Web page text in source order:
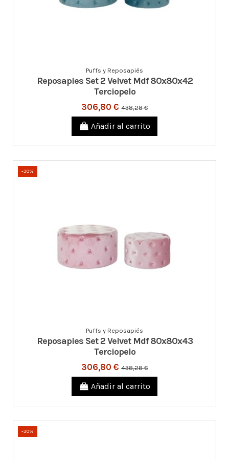
Puffs y Reposapiés
Reposapies Set 2 Velvet Mdf 80x80x42
Terciopelo
306,80 € 438,28 €
Añadir al carrito
-30%
Puffs y Reposapiés
Reposapies Set 2 Velvet Mdf 80x80x43
Terciopelo
306,80 € 438,28 €
Añadir al carrito
-30%